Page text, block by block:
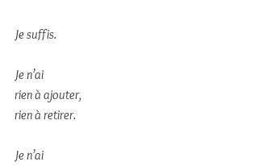
Je suffis.
Je n’ai
rien à ajouter,
rien à retirer.
Je n’ai